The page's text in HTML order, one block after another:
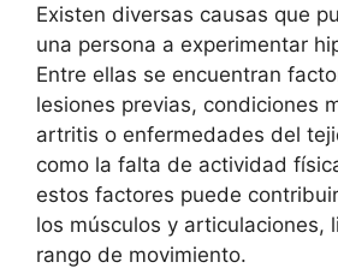
Existen diversas causas que
una persona a experimentar
Entre ellas se encuentran
lesiones previas, condiciones
artritis o enfermedades del
como la falta de actividad
estos factores puede
los músculos y articulaciones,
rango de movimiento.